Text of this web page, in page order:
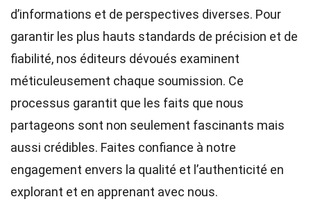
d’informations et de perspectives diverses. Pour
garantir les plus hauts standards de précision et de
fiabilité, nos éditeurs dévoués examinent
méticuleusement chaque soumission. Ce
processus garantit que les faits que nous
partageons sont non seulement fascinants mais
aussi crédibles. Faites confiance à notre
engagement envers la qualité et l’authenticité en
explorant et en apprenant avec nous.